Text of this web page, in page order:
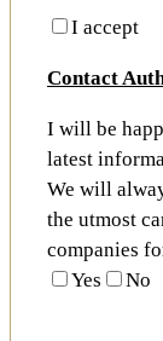
I accept
Contact
I will be
latest
We will
the utmost
companies
Yes
No